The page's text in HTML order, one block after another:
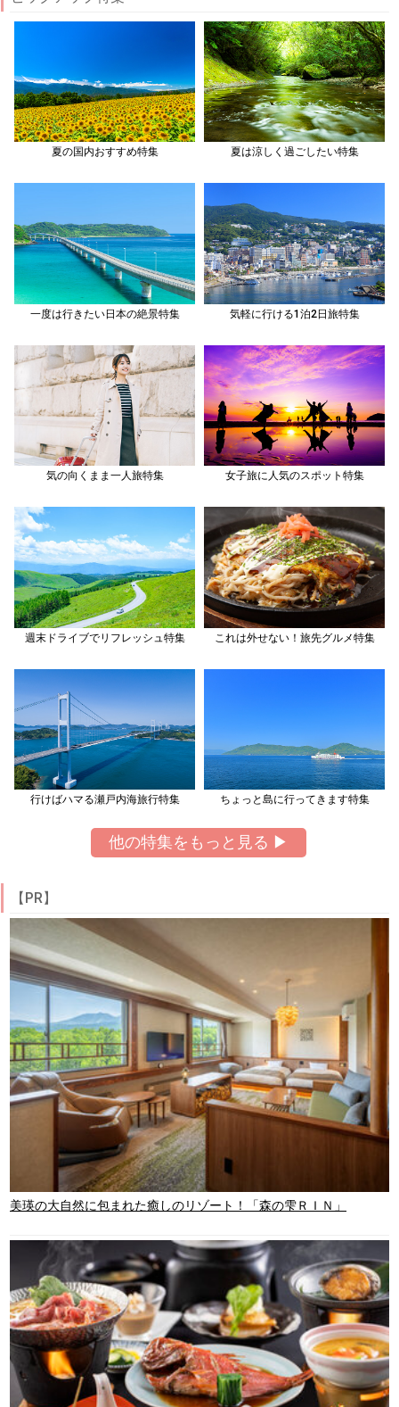
夏の国内おすすめ特集 夏は涼しく過ごしたい特集
一度は行きたい日本の絶景特集 気軽に行ける1泊2日旅特集
気の向くまま一人旅特集 女子旅に人気のスポット特集
週末ドライブでリフレッシュ特集 これは外せない！旅先グルメ特集
行けばハマる瀬戸内海旅行特集 ちょっと島に行ってきます特集
他の特集をもっと見る ▶
【PR】
美瑛の大自然に包まれた癒しのリゾート！「森の雫ＲＩＮ」